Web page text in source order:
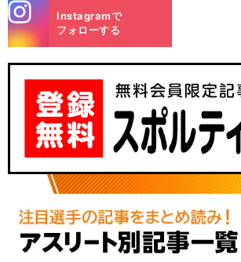
m
Instagramで
フォローする